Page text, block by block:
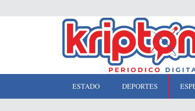
ESTADO DEPORTES